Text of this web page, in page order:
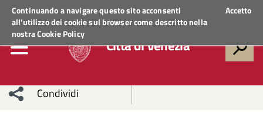
Continuando a navigare questo sito acconsenti
all'utilizzo dei cookie sul browser come descritto nella
nostraCookie Policy
Accetto
Regione VenetoACCEDI AI SERVIZI
Città di Venezia
Condividi